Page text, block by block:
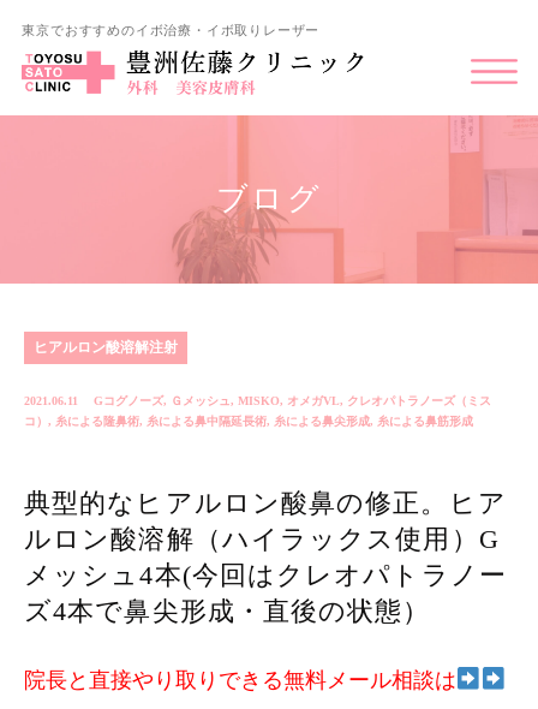
東京でおすすめのイボ治療・イボ取りレーザー
ブログ
ヒアルロン酸溶解注射
2021.06.11 Gコグノーズ, Ｇメッシュ, MISKO, オメガVL, クレオパトラノーズ（ミス
コ） , 糸による隆鼻術, 糸による鼻中隔延長術, 糸による鼻尖形成, 糸による鼻筋形成
典型的なヒアルロン酸鼻の修正。ヒア
ルロン酸溶解（ハイラックス使用）G
メッシュ4本(今回はクレオパトラノー
ズ4本で鼻尖形成・直後の状態）
院長と直接やり取りできる無料メール相談は